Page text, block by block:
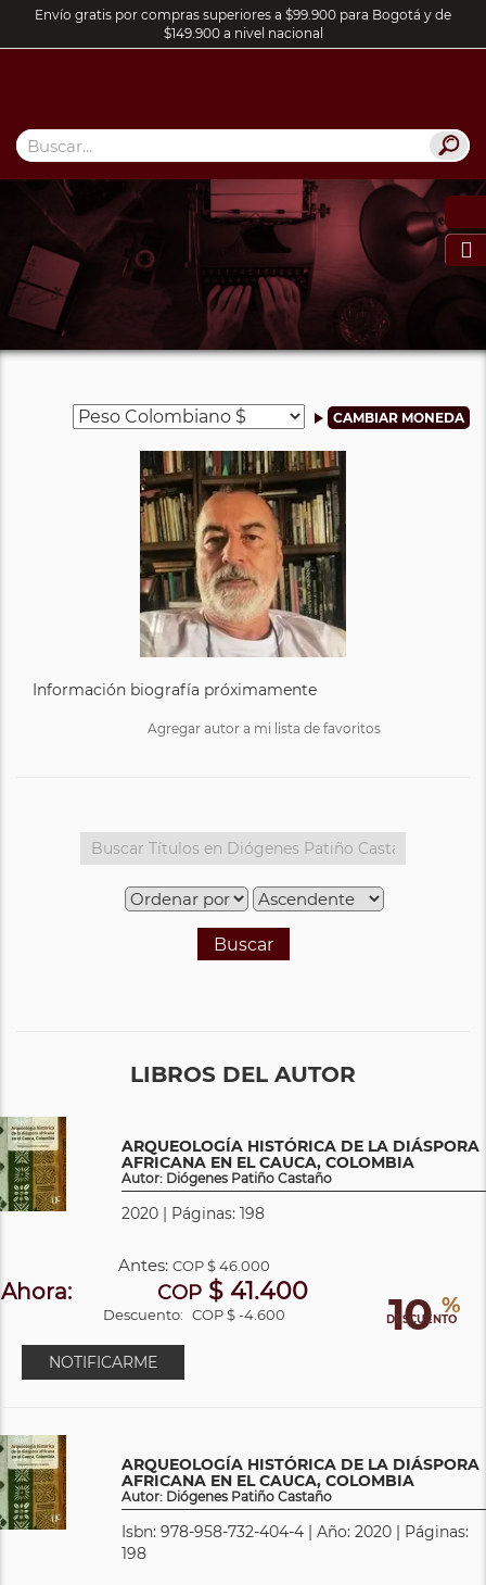
Envío gratis por compras superiores a $99.900 para Bogotá y de
$149.900 a nivel nacional

Información biografía próximamente
Agregar autor a mi lista de favoritos
Buscar
LIBROS DEL AUTOR
ARQUEOLOGÍA HISTÓRICA DE LA DIÁSPORA
AFRICANA EN EL CAUCA, COLOMBIA
Autor: Diógenes Patiño Castaño
2020 | Páginas: 198
10 %
DESCUENTO
Antes:COP$ 46.000
Ahora: COP$ 41.400
Descuento: COP $ -4.600
NOTIFICARME
ARQUEOLOGÍA HISTÓRICA DE LA DIÁSPORA
AFRICANA EN EL CAUCA, COLOMBIA
Autor: Diógenes Patiño Castaño
Isbn: 978-958-732-404-4 | Año: 2020 | Páginas:
198